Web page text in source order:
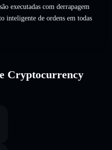
executadas com derrapagem
inteligente de ordens em todas
Cryptocurrency